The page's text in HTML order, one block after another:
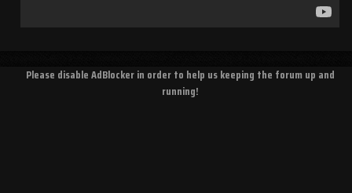
Please disable AdBlocker in order to help us keeping the forum up and
running!